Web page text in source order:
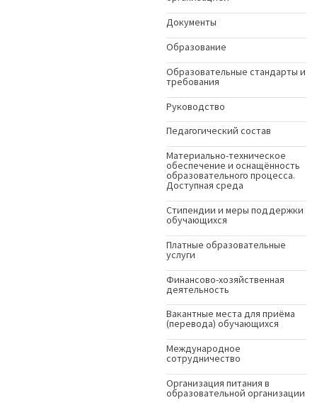
Документы
Образование
Образовательные стандарты и
требования
Руководство
Педагогический состав
Материально-техническое
обеспечение и оснащённость
образовательного процесса.
Доступная среда
Стипендии и меры поддержки
обучающихся
Платные образовательные
услуги
Финансово-хозяйственная
деятельность
Вакантные места для приёма
(перевода) обучающихся
Международное
сотрудничество
Организация питания в
образовательной организации